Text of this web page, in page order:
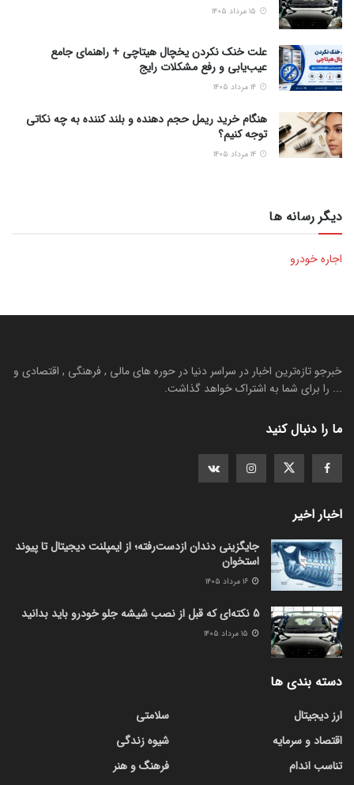
علت خنک نکردن یخچال هیتاچی + راهنمای جامع
عیب‌یابی و رفع مشکلات رایج
هنگام خرید ریمل حجم دهنده و بلند کننده به چه نکاتی
توجه کنیم؟
دیگر رسانه ها
اجاره خودرو
خبرجو تازه‌ترین اخبار در سراسر دنیا در حوره های مالی , فرهنگی , اقتصادی و
... را برای شما به اشتراک خواهد گذاشت.
ما را دنبال کنید
اخبار اخیر
جایگزینی دندان ازدست‌رفته؛ از ایمپلنت دیجیتال تا پیوند
استخوان
5 نکته‌ای که قبل از نصب شیشه جلو خودرو باید بدانید
دسته بندی ها
ارز دیجیتال
اقتصاد و سرمایه
تناسب اندام
سلامتی
شیوه زندگی
فرهنگ و هنر